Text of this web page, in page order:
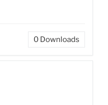
0 Downloads